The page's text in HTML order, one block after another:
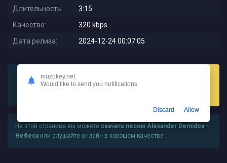
Длительность:
3:15
Качество:
320 kbps
Дата релиза:
2024-12-24 00:07:05
На этой странице вы можете скачать песню Alexander Demidov -
Небеса или слушайте онлайн в хорошем качестве
muzokey.net
Would like to send you notifications
Discard Allow